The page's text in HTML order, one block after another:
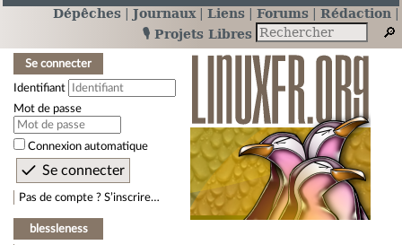
Dépêches Journaux Liens Forums
Rédaction
🎙️ Projets Libres
Se connecter
Identifiant
Mot de passe
Connexion automatique
Pas de compte ? S’inscrire…
blessleness